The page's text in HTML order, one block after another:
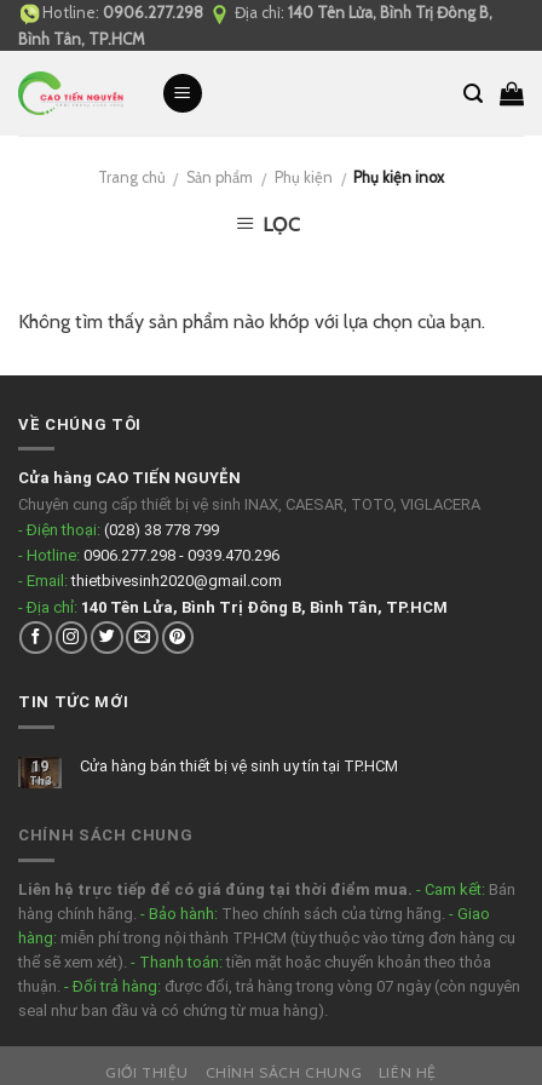
Skip
to
content
Hotline: 0906.277.298 Địa chỉ: 140 Tên Lửa, Bình Trị Đông B,
Bình Tân, TP.HCM
Trang chủ / Sản phẩm / Phụ kiện / Phụ kiện inox
LỌC
Không tìm thấy sản phẩm nào khớp với lựa chọn của bạn.
VỀ CHÚNG TÔI
Cửa hàng CAO TIẾN NGUYỄN
Chuyên cung cấp thiết bị vệ sinh INAX, CAESAR, TOTO, VIGLACERA
- Điện thoại: (028) 38 778 799
- Hotline: 0906.277.298 - 0939.470.296
- Email: thietbivesinh2020@gmail.com
- Địa chỉ: 140 Tên Lửa, Bình Trị Đông B, Bình Tân, TP.HCM
TIN TỨC MỚI
19
Th3
Cửa hàng bán thiết bị vệ sinh uy tín tại TP.HCM
CHÍNH SÁCH CHUNG
Liên hệ trực tiếp để có giá đúng tại thời điểm mua. - Cam kết: Bán
hàng chính hãng. - Bảo hành: Theo chính sách của từng hãng. - Giao
hàng: miễn phí trong nội thành TP.HCM (tùy thuộc vào từng đơn hàng cụ
thể sẽ xem xét). - Thanh toán: tiền mặt hoặc chuyển khoản theo thỏa
thuận. - Đổi trả hàng: được đổi, trả hàng trong vòng 07 ngày (còn nguyên
seal như ban đầu và có chứng từ mua hàng).
GIỚI THIỆU CHÍNH SÁCH CHUNG LIÊN HỆ